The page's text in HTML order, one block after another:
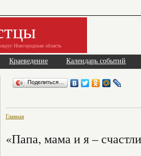
Новгородская область
Краеведение Календарь событий
Поделиться…
Главная
«Папа, мама и я –